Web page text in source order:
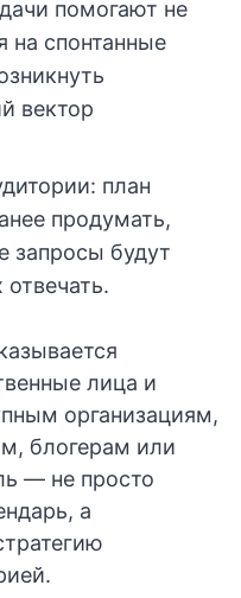
помогают не
на спонтанные
вектор
план
продумать,
запросы будут
лица и
организациям,
блогерам или
— не просто
а